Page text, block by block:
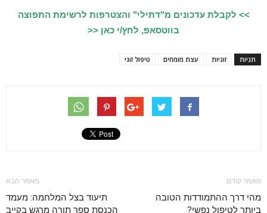
>> לקבלת עדכונים מ"דתילי" והצטרפות לרשימת התפוצה
בווטסאפ, לחץ/י כאן <<
תגיות זוגיות עצת מומחים טיפול זוגי
מאמר קודם
מהי דרך ההתמודדות הטובה
ביותר לטיפול נפשי?
מאמר הבא
תיעוד בצל המלחמה: מעמד
הכנסת ספר תורה מרגש בקייב